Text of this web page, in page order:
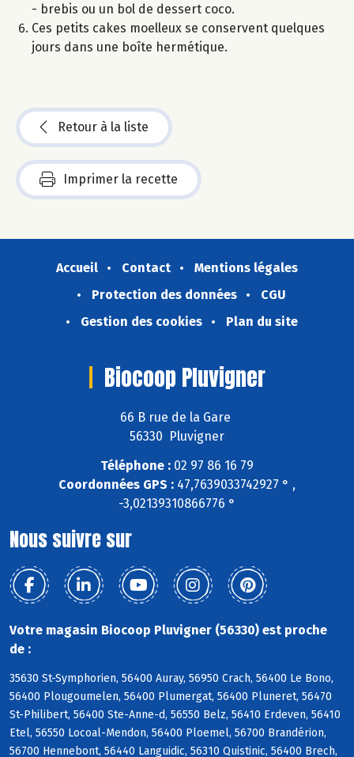
- brebis ou un bol de dessert coco.
Ces petits cakes moelleux se conservent quelques
jours dans une boîte hermétique.
Retour à la liste
Imprimer la recette
Accueil Contact
Mentions légales
Protection des données
CGU
Gestion des cookies
Plan du site
Biocoop Pluvigner
66 B rue de la Gare
56330 Pluvigner
Téléphone : 02 97 86 16 79
Coordonnées GPS : 47,7639033742927 ° ,
-3,02139310866776 °
Nous suivre sur
Votre magasin Biocoop Pluvigner (56330) est proche
de :
35630 St-Symphorien, 56400 Auray, 56950 Crach, 56400 Le Bono,
56400 Plougoumelen, 56400 Plumergat, 56400 Pluneret, 56470
St-Philibert, 56400 Ste-Anne-d, 56550 Belz, 56410 Erdeven, 56410
Etel, 56550 Locoal-Mendon, 56400 Ploemel, 56700 Brandérion,
56700 Hennebont, 56440 Languidic, 56310 Quistinic, 56400 Brech,